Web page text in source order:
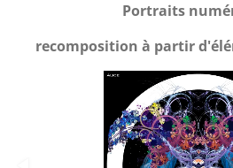
Portraits
recomposition à partir